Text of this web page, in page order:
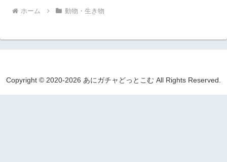
ホーム 動物・生き物
Copyright © 2020-2026 あにガチャどっとこむ All Rights Reserved.